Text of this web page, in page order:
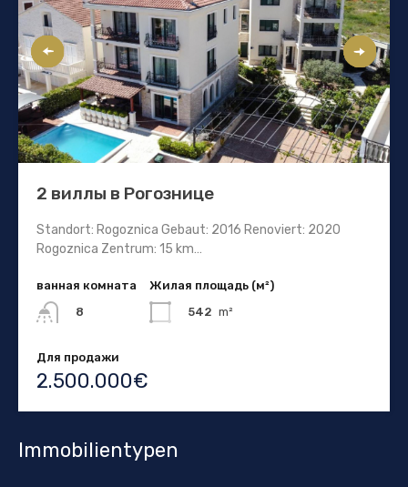
2 виллы в Рогознице
Standort: Rogoznica Gebaut: 2016 Renoviert: 2020
Rogoznica Zentrum: 15 km…
ванная комната
8
Жилая площадь (м²)
542 m²
Для продажи
2.500.000€
Immobilientypen